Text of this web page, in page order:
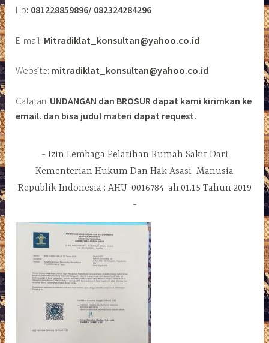
Hp: 081228859896/ 082324284296
E-mail: Mitradiklat_konsultan@yahoo.co.id
Website: mitradiklat_konsultan@yahoo.co.id
Catatan: UNDANGAN dan BROSUR dapat kami kirimkan ke
email. dan bisa judul materi dapat request.
Izin Lembaga Pelatihan Rumah Sakit Dari
Kementerian Hukum Dan Hak Asasi Manusia
Republik Indonesia : AHU-0016784-ah.01.15 Tahun 2019